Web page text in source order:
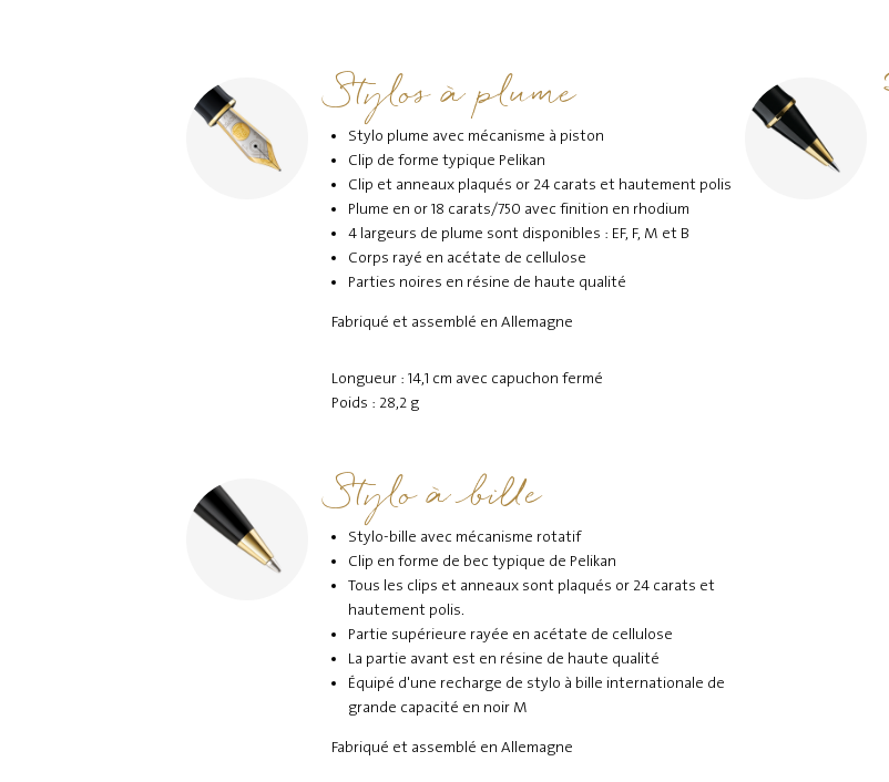
Stylos à plume
Stylo plume avec mécanisme à piston
Clip de forme typique Pelikan
Clip et anneaux plaqués or 24 carats et hautement polis
Plume en or 18 carats/750 avec finition en rhodium
4 largeurs de plume sont disponibles : EF, F, M et B
Corps rayé en acétate de cellulose
Parties noires en résine de haute qualité
Fabriqué et assemblé en Allemagne
Longueur : 14,1 cm avec capuchon fermé
Poids : 28,2 g
Stylo à bille
Stylo-bille avec mécanisme rotatif
Clip en forme de bec typique de Pelikan
Tous les clips et anneaux sont plaqués or 24 carats et
hautement polis.
Partie supérieure rayée en acétate de cellulose
La partie avant est en résine de haute qualité
Équipé d'une recharge de stylo à bille internationale de
grande capacité en noir M
Fabriqué et assemblé en Allemagne